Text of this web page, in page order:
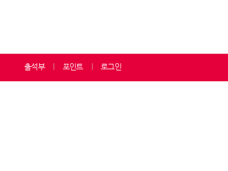
로그인
포인트
출석부